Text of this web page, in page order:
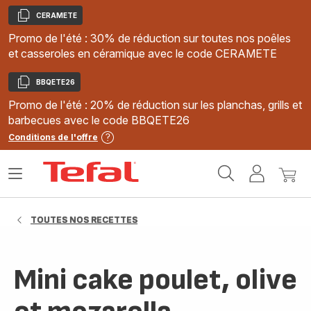
Copier
CERAMETE
Promo de l'été : 30% de réduction sur toutes nos poêles
et casseroles en céramique avec le code CERAMETE
Copier
BBQETE26
Promo de l'été : 20% de réduction sur les planchas, grills et
barbecues avec le code BBQETE26
Conditions de l'offre
MonMon
Ouvrir
TOUTES NOS RECETTES
Mini cake poulet, olive